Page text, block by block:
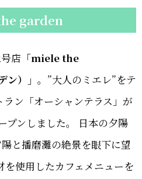
garden
店 「miele the
）」 。”大人のミエレ”をテ
ン「オーシャンテラス」が
プンしました。 日本の夕陽
と播磨灘の絶景を眼下に望
使用したカフェメニューを